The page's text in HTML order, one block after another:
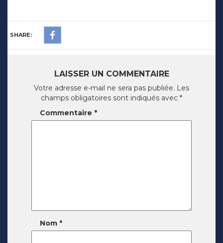
SHARE:
LAISSER UN COMMENTAIRE
Votre adresse e-mail ne sera pas publiée. Les
champs obligatoires sont indiqués avec *
Commentaire *
Nom *